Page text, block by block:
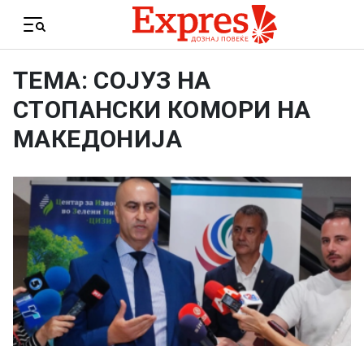
Menu
ТЕМА: СОЈУЗ НА
СТОПАНСКИ КОМОРИ НА
МАКЕДОНИЈА